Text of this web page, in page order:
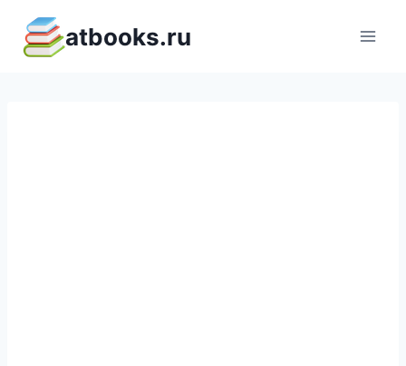
содержимому
atbooks.ru